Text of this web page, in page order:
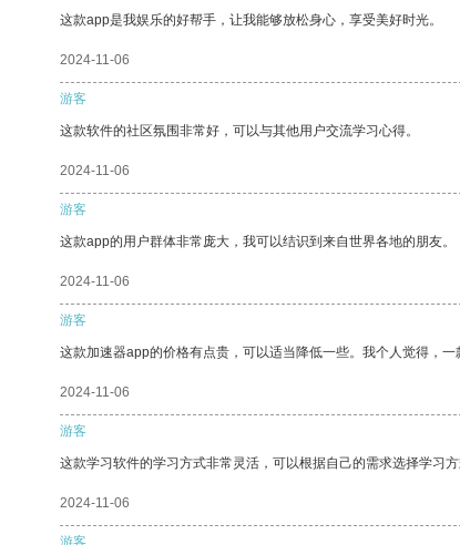
这款app是我娱乐的好帮手，让我能够放松身心，享受美好时光。
2024-11-06
游客
这款软件的社区氛围非常好，可以与其他用户交流学习心得。
2024-11-06
游客
这款app的用户群体非常庞大，我可以结识到来自世界各地的朋友。
2024-11-06
游客
这款加速器app的价格有点贵，可以适当降低一些。我个人觉得，
2024-11-06
游客
这款学习软件的学习方式非常灵活，可以根据自己的需求选择学习
2024-11-06
游客